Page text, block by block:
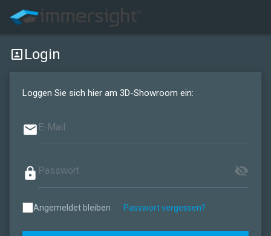
portrait Login
Loggen Sie sich hier am 3D-Showroom ein:
email
lock visibility_off
Angemeldet bleiben - Passwort vergessen?